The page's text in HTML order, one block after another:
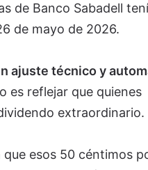
de Banco Sabadell
de mayo de 2026.
ajuste técnico y
es reflejar que quienes
extraordinario.
esos 50 céntimos